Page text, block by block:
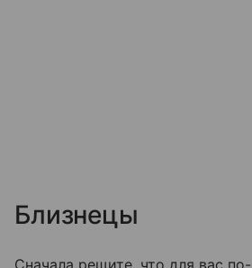
Близнецы
Сначала решите, что для вас